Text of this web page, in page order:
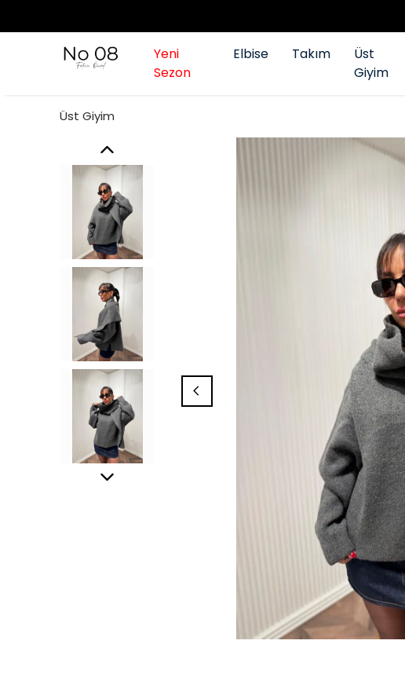
Yeni
Sezon
Elbise Takım
Üst
Giyim
Üst Giyim